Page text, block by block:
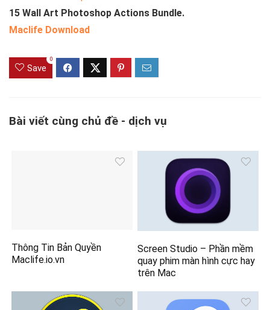
15 Wall Art Photoshop Actions Bundle.
Maclife Download
Save
0
Bài viết cùng chủ đề - dịch vụ
Thông Tin Bản Quyền
Maclife.io.vn
Screen Studio – Phần mềm
quay phim màn hình cực hay
trên Mac